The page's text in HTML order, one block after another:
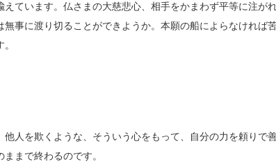
ています。仏さまの大慈悲心、相手をかまわず平等に注
無事に渡り切ることができようか。本願の船によらなけれ
ころに
如
他人を欺くような、そういう心をもって、自分の力を頼り
局、蛇、サソリのまま